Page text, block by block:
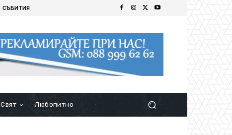
СЪБИТИЯ
Свят Любопитно